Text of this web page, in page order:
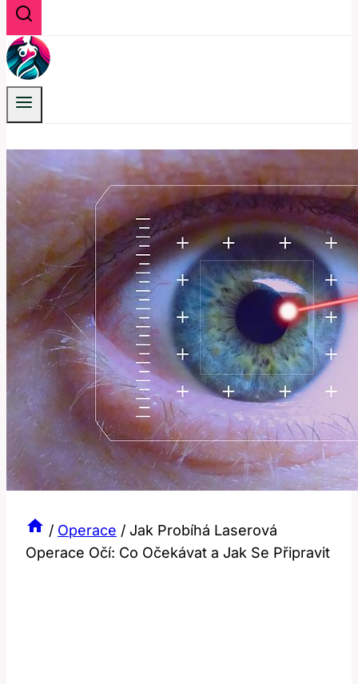
/ Operace / Jak Probíhá Laserová
Operace Očí: Co Očekávat a Jak Se Připravit